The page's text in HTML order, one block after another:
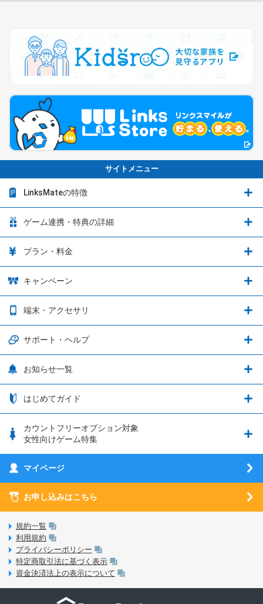
サイトメニュー
LinksMateの特徴
LinksMateの特徴
音声通話料金がもっとオトクに
データ通信容量繰り越し
通信エリアと通信速度状況
つながる端末保証
フィルタリングアプリ
5G回線オプションについて
LINE年齢認証について
LinksStoreについて
ゲーム連携・特典の詳細
ゲーム連携・特典の詳細
ブレイブソード×ブレイズソウル
ウマ娘 プリティーダービー
プリンセスコネクト！Re:Dive
釣り★スタ
ウマスクについて
プラン・料金
プラン・料金
3種類のSIMタイプ
日割り計算
キャンペーン
お得なキャンペーン実施中！
OPPO端末購入キャンペーン第5弾
端末・アクセサリ
端末・アクセサリ
iPhone利用について
動作確認済み端末一覧
サポート・ヘルプ
サポート・ヘルプ
nanoSIM･microSIM･通常SIMの初期設定方法
eSIMの初期設定方法
MVNOのギモンを解消！
3Dセキュアについて
未成年者の方のご契約
通信制限について
動作確認済み端末一覧
お知らせ一覧
お知らせ一覧
はじめてガイド
はじめてガイド
SIMサービスについて
SIMロック解除ガイド
LinksMateのサービスについて
LPについて
おすすめプラン
カウントフリーオプション対象
女性向けゲーム特集
刀剣乱舞-ONLINE- Pocket
あんさんぶるスターズ！！Music
マイページ
お申し込みはこちら
規約一覧
利用規約
プライバシーポリシー
特定商取引法に基づく表示
資金決済法上の表示について